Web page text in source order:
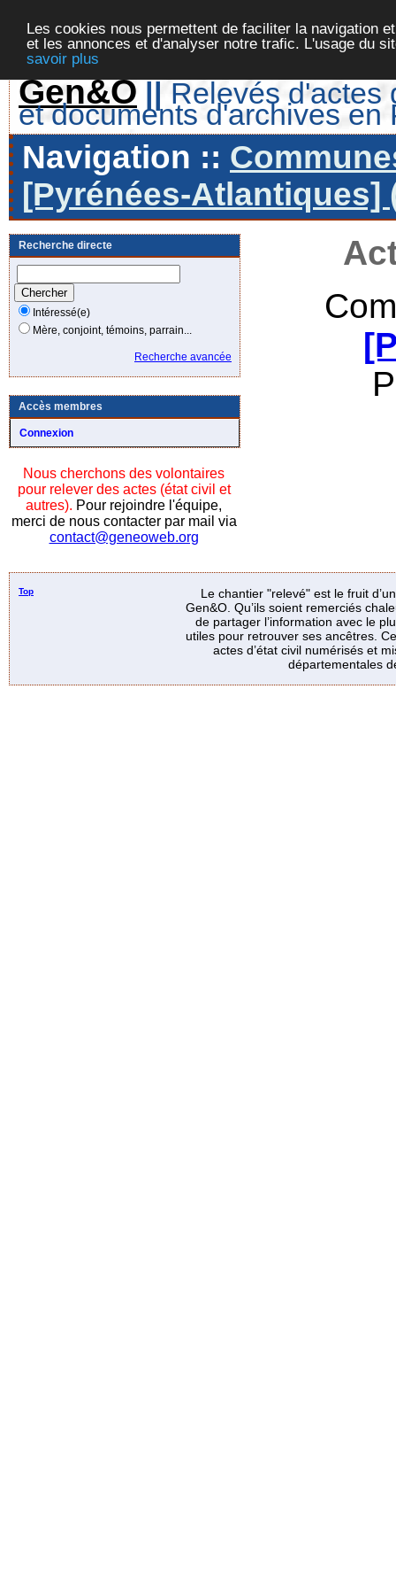
Les cookies nous permettent de faciliter la navigation
et les annonces et d'analyser notre trafic. L'usage du
savoir plus
Gen&O || Relevés d'actes
et documents d'archives en
Navigation ::
[Pyrénées-Atlantiques]
Recherche directe
Intéressé(e)
Mère, conjoint, témoins, parrain...
Recherche avancée
Accès membres
Connexion
Nous cherchons des volontaires
pour relever des actes (état civil et
autres). Pour rejoindre l'équipe,
merci de nous contacter par mail via
contact@geneoweb.org
Top
Le chantier "relevé" est le fruit
Gen&O. Qu’ils soient remerciés
de partager l’information avec le
utiles pour retrouver ses ancêtres.
actes d’état civil numérisés et
départementales